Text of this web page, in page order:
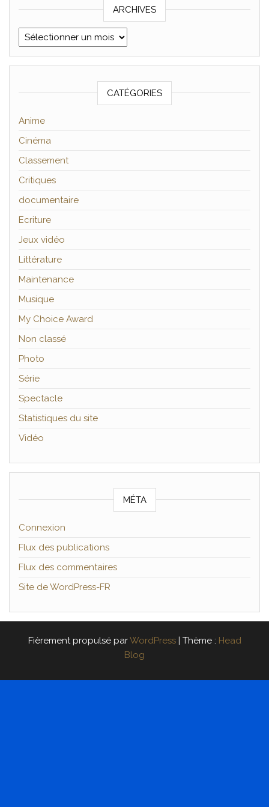
ARCHIVES
Archives
CATÉGORIES
Anime
Cinéma
Classement
Critiques
documentaire
Ecriture
Jeux vidéo
Littérature
Maintenance
Musique
My Choice Award
Non classé
Photo
Série
Spectacle
Statistiques du site
Vidéo
MÉTA
Connexion
Flux des publications
Flux des commentaires
Site de WordPress-FR
Fièrement propulsé parWordPress | Thème : Head
Blog